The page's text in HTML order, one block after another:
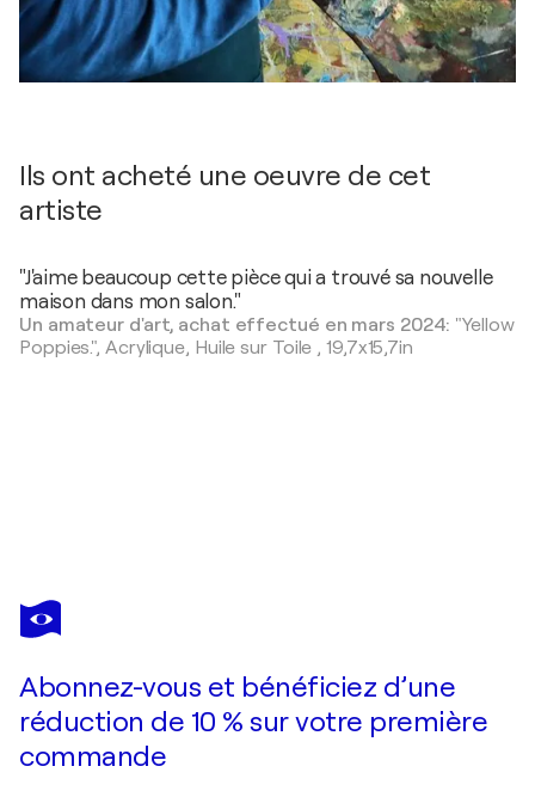
Ils ont acheté une oeuvre de cet
artiste
"J'aime beaucoup cette pièce qui a trouvé sa nouvelle
maison dans mon salon."
Un amateur d'art, achat effectué en mars 2024: "Yellow
Poppies.", Acrylique, Huile sur Toile ,19,7x15,7in
RAKHMET REDZHEPOV
Honey
Abonnez-vous et bénéficiez d’une
réduction de 10 % sur votre première
commande